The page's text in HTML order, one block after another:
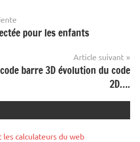
pour les enfants
Article suivant
barre 3D évolution du code
2D….
les calculateurs du web